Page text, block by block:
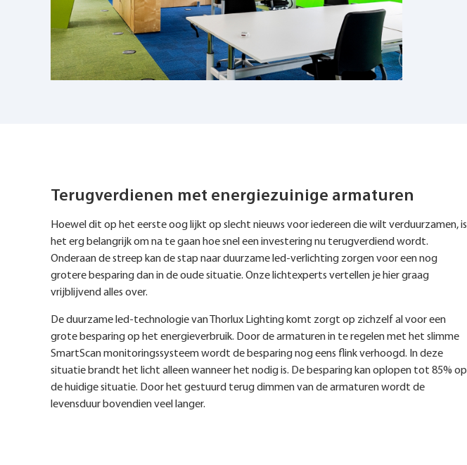
Terugverdienen met energiezuinige armaturen
Hoewel dit op het eerste oog lijkt op slecht nieuws voor iedereen die wilt verduurzamen, is
het erg belangrijk om na te gaan hoe snel een investering nu terugverdiend wordt.
Onderaan de streep kan de stap naar duurzame led-verlichting zorgen voor een nog
grotere besparing dan in de oude situatie. Onze lichtexperts vertellen je hier graag
vrijblijvend alles over.
De duurzame led-technologie van Thorlux Lighting komt zorgt op zichzelf al voor een
grote besparing op het energieverbruik. Door de armaturen in te regelen met het slimme
SmartScan monitoringssysteem wordt de besparing nog eens flink verhoogd. In deze
situatie brandt het licht alleen wanneer het nodig is. De besparing kan oplopen tot 85% op
de huidige situatie. Door het gestuurd terug dimmen van de armaturen wordt de
levensduur bovendien veel langer.